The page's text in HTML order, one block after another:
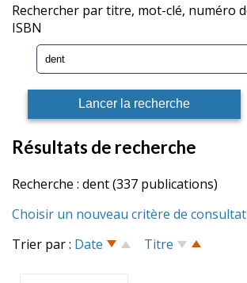
Rechercher par titre, mot-clé, numéro
ISBN
Résultats de recherche
Recherche : dent (337 publications)
Choisir un nouveau critère de
Trier par : Date Titre